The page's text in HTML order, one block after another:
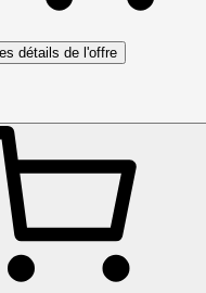
détails de l'offre